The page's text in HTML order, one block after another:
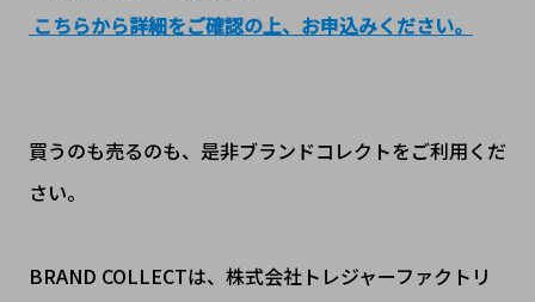
こちらから詳細をご確認の上、お申込みください。
買うのも売るのも、是非ブランドコレクトをご利用くだ
さい。
BRAND COLLECTは、株式会社トレジャーファクトリ